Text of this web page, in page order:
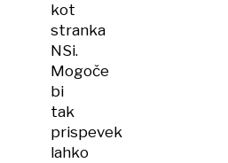
kot
stranka
NSi.
Mogoče
bi
tak
prispevek
lahko